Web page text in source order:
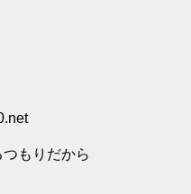
もりだから